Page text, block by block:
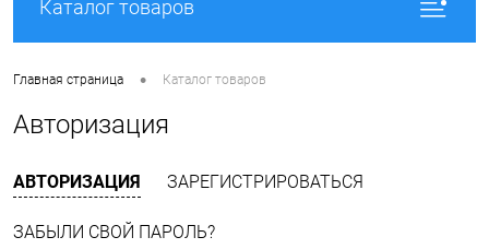
Каталог товаров
Главная страница • Каталог товаров
Авторизация
АВТОРИЗАЦИЯ ЗАРЕГИСТРИРОВАТЬСЯ
ЗАБЫЛИ СВОЙ ПАРОЛЬ?